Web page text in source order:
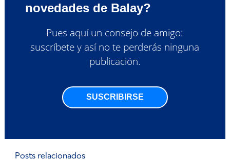
novedades de Balay?
Pues aquí un consejo de amigo:
suscríbete y así no te perderás ninguna
publicación.
SUSCRIBIRSE
Posts relacionados